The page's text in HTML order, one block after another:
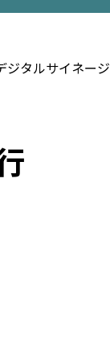
ジタルサイネージ